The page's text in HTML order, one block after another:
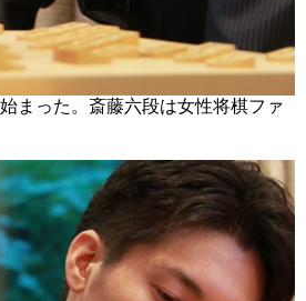
まった。斎藤六段は女性将棋ファ